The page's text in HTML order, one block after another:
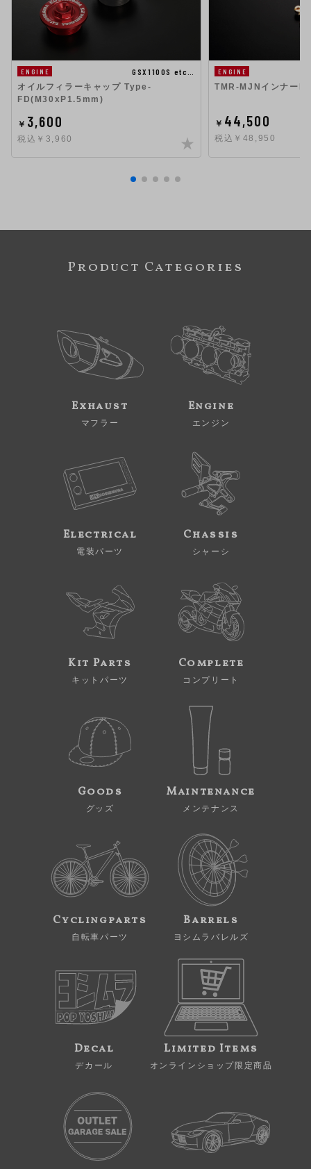
ENGINE
GSX1100S etc…
オイルフィラーキャップ Type-
FD(M30xP1.5mm)
￥ 3,600
税込￥3,960
ENGINE
TMR-MJNインナー
￥ 44,500
税込￥48,950
Product Categories
Exhaust
マフラー
Engine
エンジン
Electrical
電装パーツ
Chassis
シャーシ
Kit Parts
キットパーツ
Complete
コンプリート
Goods
グッズ
Maintenance
メンテナンス
Cyclingparts
自転車パーツ
Barrels
ヨシムラバレルズ
Decal
デカール
Limited Items
オンラインショップ限定商品